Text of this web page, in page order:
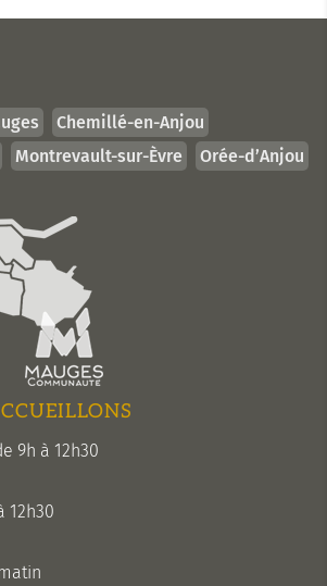
Chemillé-en-Anjou
Montrevault-sur-Èvre
Orée-d’Anjou
9h à 12h30
12h30